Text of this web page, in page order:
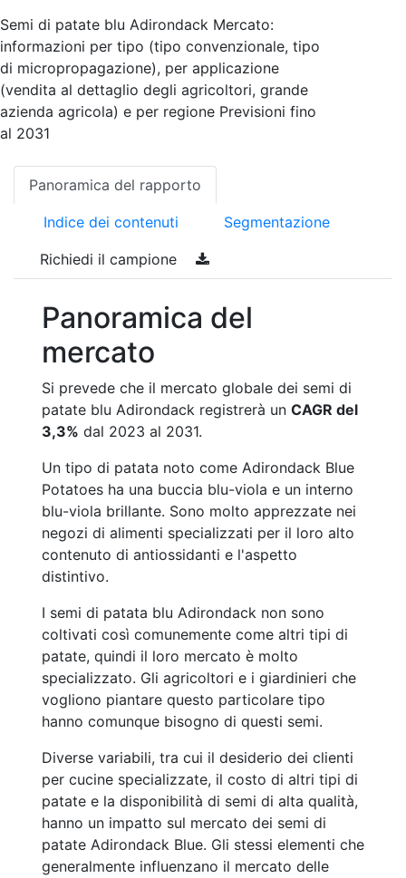
Semi di patate blu Adirondack Mercato:
informazioni per tipo (tipo convenzionale, tipo
di micropropagazione), per applicazione
(vendita al dettaglio degli agricoltori, grande
azienda agricola) e per regione Previsioni fino
al 2031
Panoramica del rapporto
Indice dei contenuti Segmentazione
Richiedi il campione
Panoramica del
mercato
Si prevede che il mercato globale dei semi di
patate blu Adirondack registrerà un CAGR del
3,3% dal 2023 al 2031.
Un tipo di patata noto come Adirondack Blue
Potatoes ha una buccia blu-viola e un interno
blu-viola brillante. Sono molto apprezzate nei
negozi di alimenti specializzati per il loro alto
contenuto di antiossidanti e l'aspetto
distintivo.
I semi di patata blu Adirondack non sono
coltivati così comunemente come altri tipi di
patate, quindi il loro mercato è molto
specializzato. Gli agricoltori e i giardinieri che
vogliono piantare questo particolare tipo
hanno comunque bisogno di questi semi.
Diverse variabili, tra cui il desiderio dei clienti
per cucine specializzate, il costo di altri tipi di
patate e la disponibilità di semi di alta qualità,
hanno un impatto sul mercato dei semi di
patate Adirondack Blue. Gli stessi elementi che
generalmente influenzano il mercato delle